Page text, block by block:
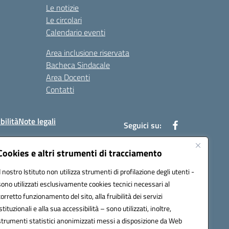
e altri strumenti di tracciamento
nostro Istituto non utilizza strumenti di profilazione degli utenti -
utilizzati esclusivamente cookies tecnici necessari al
funzionamento del sito, alla fruibilità dei servizi
e alla sua accessibilità – sono utilizzati, inoltre,
statistici anonimizzati messi a disposizione da Web
Le notizie
Le circolari
Calendario eventi
Area inclusione riservata
Bacheca Sindacale
Area Docenti
Contatti
Note legali Seguici su: